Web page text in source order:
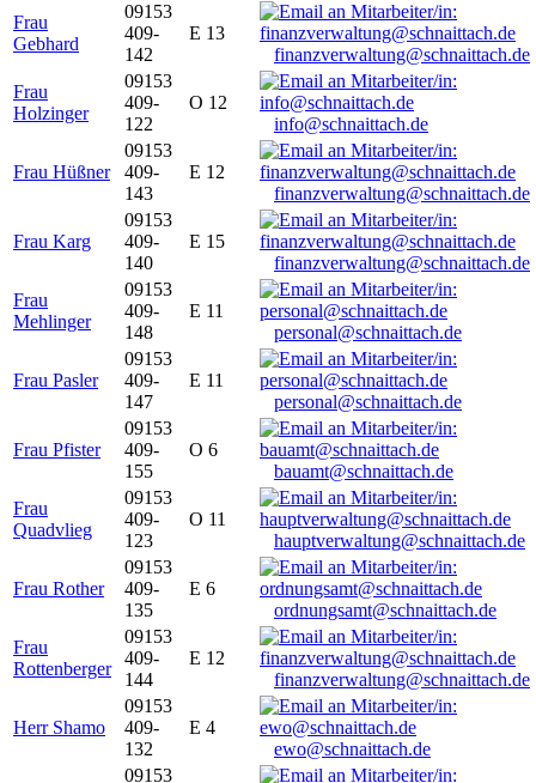
Frau
Gebhard
09153
409-
142
E 13
finanzverwaltung@schnaittach.de
Frau
Holzinger
09153
409-
122
O 12
info@schnaittach.de
Frau Hüßner
09153
409-
143
E 12
finanzverwaltung@schnaittach.de
Frau Karg
09153
409-
140
E 15
finanzverwaltung@schnaittach.de
Frau
Mehlinger
09153
409-
148
E 11
personal@schnaittach.de
Frau Pasler
09153
409-
147
E 11
personal@schnaittach.de
Frau Pfister
09153
409-
155
O 6
bauamt@schnaittach.de
Frau
Quadvlieg
09153
409-
123
O 11
hauptverwaltung@schnaittach.de
Frau Rother
09153
409-
135
E 6
ordnungsamt@schnaittach.de
Frau
Rottenberger
09153
409-
144
E 12
finanzverwaltung@schnaittach.de
Herr Shamo
09153
409-
132
E 4
ewo@schnaittach.de
09153